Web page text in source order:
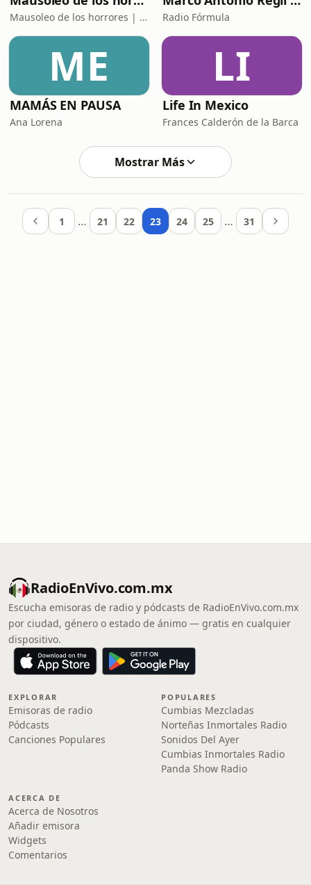
Mausoleo de los horrores | Genuina Media Radio Fórmula
ME
MAMÁS EN PAUSA
Ana Lorena
LI
Life In Mexico
Frances Calderón de la Barca
Mostrar Más
1 … 21 22 23 24 25 … 31
RadioEnVivo.com.mx
Escucha emisoras de radio y pódcasts de RadioEnVivo.com.mx
por ciudad, género o estado de ánimo — gratis en cualquier
dispositivo.
EXPLORAR
Emisoras de radio
Pódcasts
Canciones Populares
POPULARES
Cumbias Mezcladas
Norteñas Inmortales Radio
Sonidos Del Ayer
Cumbias Inmortales Radio
Panda Show Radio
ACERCA DE
Acerca de Nosotros
Añadir emisora
Widgets
Comentarios